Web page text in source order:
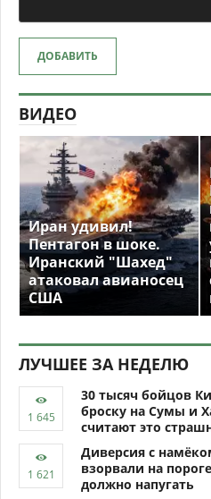
ДОБАВИТЬ
ВИДЕО
Иран удивил!
Пентагон в шоке.
Иранский "Шахед"
атаковал авианосец
США
ЛУЧШЕЕ ЗА НЕДЕЛЮ
30 тысяч бойцов
броску на Сумы и
считают это
Диверсия с
взорвали на
должно напугать